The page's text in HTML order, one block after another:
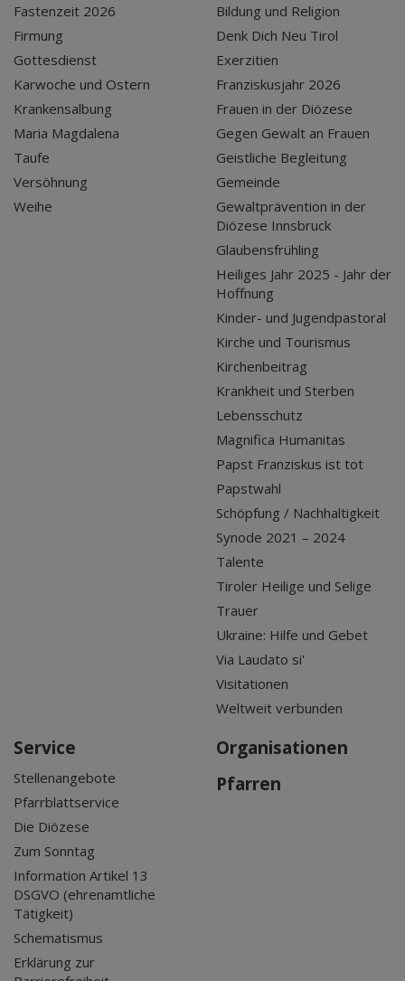
Fastenzeit 2026
Firmung
Gottesdienst
Karwoche und Ostern
Krankensalbung
Maria Magdalena
Taufe
Versöhnung
Weihe
Bildung und Religion
Denk Dich Neu Tirol
Exerzitien
Franziskusjahr 2026
Frauen in der Diözese
Gegen Gewalt an Frauen
Geistliche Begleitung
Gemeinde
Gewaltprävention in der
Diözese Innsbruck
Glaubensfrühling
Heiliges Jahr 2025 - Jahr der
Hoffnung
Kinder- und Jugendpastoral
Kirche und Tourismus
Kirchenbeitrag
Krankheit und Sterben
Lebensschutz
Magnifica Humanitas
Papst Franziskus ist tot
Papstwahl
Schöpfung / Nachhaltigkeit
Synode 2021 – 2024
Talente
Tiroler Heilige und Selige
Trauer
Ukraine: Hilfe und Gebet
Via Laudato si'
Visitationen
Weltweit verbunden
Service
Stellenangebote
Pfarrblattservice
Die Diözese
Zum Sonntag
Information Artikel 13
DSGVO (ehrenamtliche
Tätigkeit)
Schematismus
Erklärung zur
Organisationen
Pfarren